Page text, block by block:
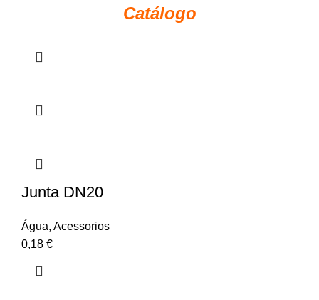
Catálogo
Junta DN20
Água, Acessorios
0,18 €